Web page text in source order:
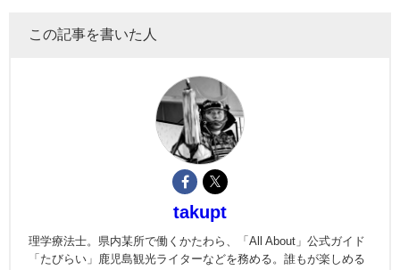
この記事を書いた人
takupt
理学療法士。県内某所で働くかたわら、「All About」公式ガイド
「たびらい」鹿児島観光ライターなどを務める。誰もが楽しめる